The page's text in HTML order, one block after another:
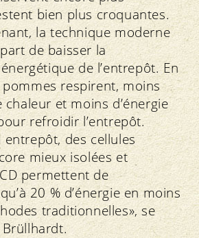
bien plus croquantes.
la technique moderne
de baisser la
de l’entrepôt. En
respirent, moins
et moins d’énergie
refroidir l’entrepôt.
entrepôt, des cellules
mieux isolées et
permettent de
20 % d’énergie en moins
traditionnelles», se